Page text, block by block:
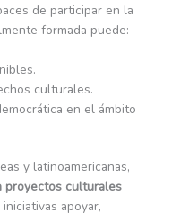
de participar en la
formada puede:
culturales.
en el ámbito
y latinoamericanas,
proyectos culturales
apoyar,